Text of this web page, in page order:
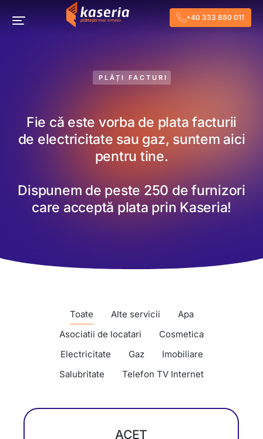
+40 333 880 011
PLĂȚI FACTURI
Fie că este vorba de plata facturii
de electricitate sau gaz, suntem aici
pentru tine.
Dispunem de peste 250 de furnizori
care acceptă plata prin Kaseria!
Toate Alte servicii
Apa
Asociatii de locatari
Cosmetica
Electricitate
Gaz
Imobiliare
Salubritate
Telefon TV Internet
ACET